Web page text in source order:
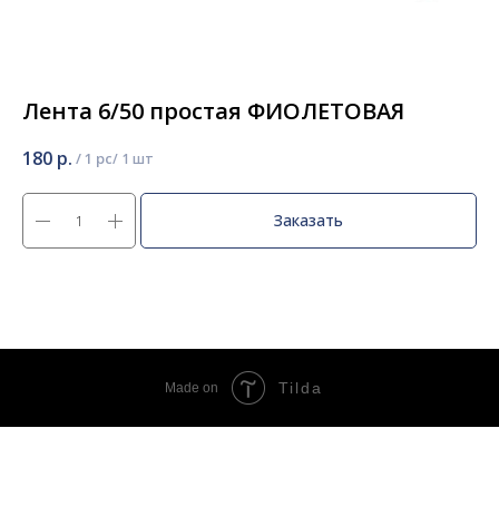
Лента 6/50 простая ФИОЛЕТОВАЯ
180 р. / 1 pc
Заказать
Made on Tilda